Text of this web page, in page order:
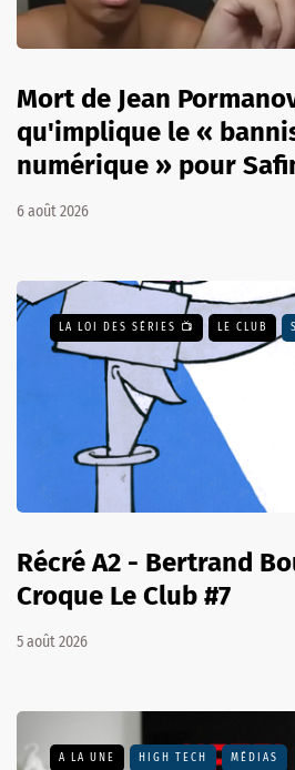
Mort de Jean
qu'implique le «
numérique » pour
6 août 2026
LA LOI DES SÉRIES 📺 LE CLUB
Récré A2 - Bertrand
Croque Le Club #7
5 août 2026
A LA UNE HIGH TECH MÉDIAS